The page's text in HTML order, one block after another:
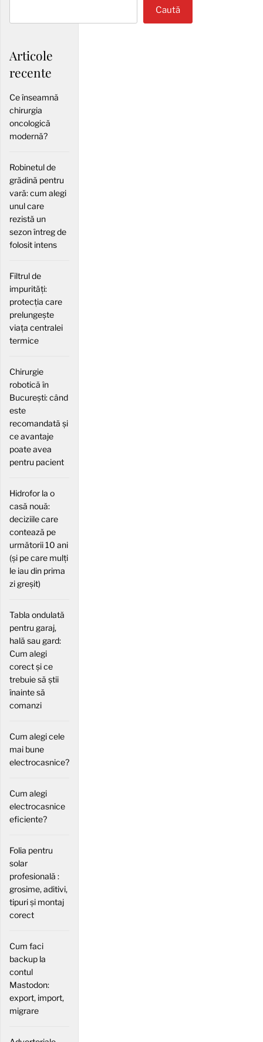
Caută
Articole
recente
Ce înseamnă
chirurgia
oncologică
modernă?
Robinetul de
grădină pentru
vară: cum alegi
unul care
rezistă un
sezon întreg de
folosit intens
Filtrul de
impurități:
protecția care
prelungește
viața centralei
termice
Chirurgie
robotică în
București: când
este
recomandată și
ce avantaje
poate avea
pentru pacient
Hidrofor la o
casă nouă:
deciziile care
contează pe
următorii 10 ani
(și pe care mulți
le iau din prima
zi greșit)
Tabla ondulată
pentru garaj,
hală sau gard:
Cum alegi
corect și ce
trebuie să știi
înainte să
comanzi
Cum alegi cele
mai bune
electrocasnice?
Cum alegi
electrocasnice
eficiente?
Folia pentru
solar
profesională :
grosime, aditivi,
tipuri și montaj
corect
Cum faci
backup la
contul
Mastodon:
export, import,
migrare